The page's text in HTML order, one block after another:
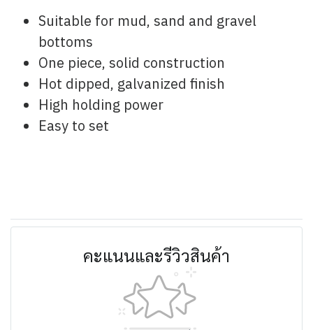
Suitable for mud, sand and gravel
bottoms
One piece, solid construction
Hot dipped, galvanized finish
High holding power
Easy to set
คะแนนและรีวิวสินค้า